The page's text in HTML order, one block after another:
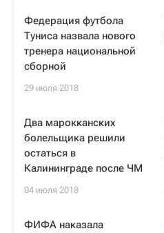
Федерация футбола
Туниса назвала нового
тренера национальной
сборной
29 июля 2018
Два марокканских
болельщика решили
остаться в
Калининграде после ЧМ
04 июля 2018
ФИФА наказала